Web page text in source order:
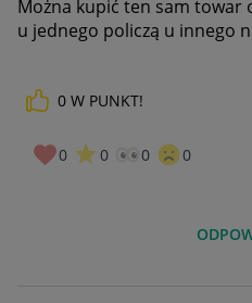
Można kupić ten sam towar
u jednego policzą u innego
0 W PUNKT!
0 0 0 0